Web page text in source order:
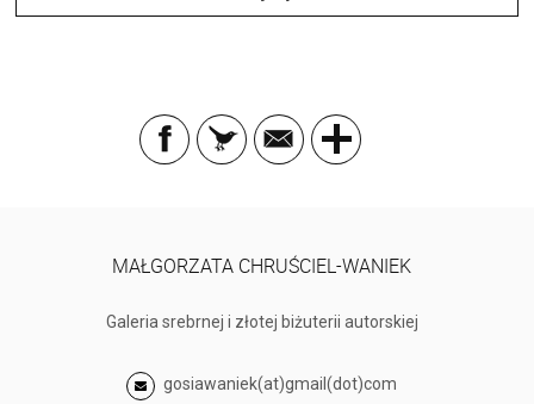
MAŁGORZATA CHRUŚCIEL-WANIEK
Galeria srebrnej i złotej biżuterii autorskiej
gosiawaniek(at)gmail(dot)com